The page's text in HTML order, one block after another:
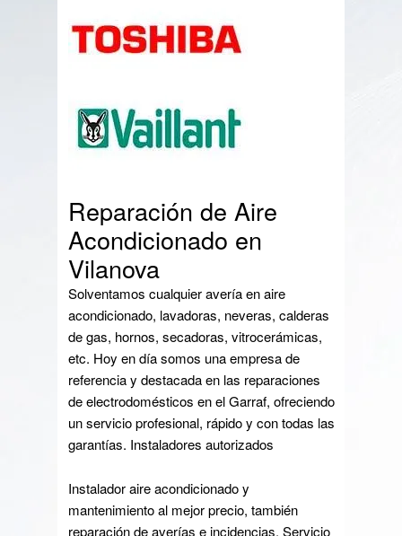
Reparación de Aire
Acondicionado en
Vilanova
Solventamos cualquier avería en aire
acondicionado, lavadoras, neveras, calderas
de gas, hornos, secadoras, vitrocerámicas,
etc. Hoy en día somos una empresa de
referencia y destacada en las reparaciones
de electrodomésticos en el Garraf, ofreciendo
un servicio profesional, rápido y con todas las
garantías. Instaladores autorizados
Instalador aire acondicionado y
mantenimiento al mejor precio, también
reparación de averías e incidencias. Servicio